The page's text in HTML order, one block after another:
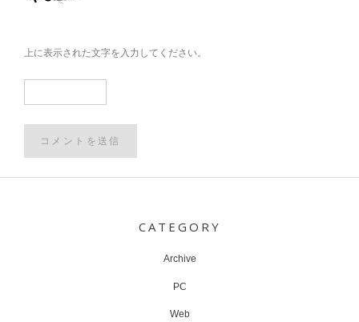
上に表示された文字を入力してください。
CATEGORY
Archive
PC
Web